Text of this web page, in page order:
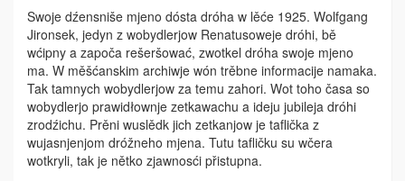
Swoje dźensniše mjeno dósta dróha w lěće 1925. Wolfgang
Jironsek, jedyn z wobydlerjow Renatusoweje dróhi, bě
wćipny a započa rešeršować, zwotkel dróha swoje mjeno
ma. W měšćanskim archiwje wón trěbne informacije namaka.
Tak tamnych wobydlerjow za temu zahori. Wot toho časa so
wobydlerjo prawidłownje zetkawachu a ideju jubileja dróhi
zrodźichu. Prěni wuslědk jich zetkanjow je taflička z
wujasnjenjom dróžneho mjena. Tutu tafličku su wčera
wotkryli, tak je nětko zjawnosći přistupna.